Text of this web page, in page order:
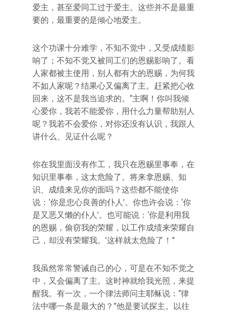
爱主，甚至爱同工过于爱主。这些并不是最重
要的，最重要的是倾心地爱主。
这个功课十分难学，不知不觉中，又受成绩影
响了；不知不觉又被同工们的恩赐影响了。看
人家都被主使用，别人都有大的恩赐，为何我
不如人家呢？结果心又偏离了主。赶紧把心收
回来，这不是我当追求的。“主啊！你叫我倾
心爱你，我若不能爱你，用什么力量帮助别人
呢？我若不会爱你，对你还没有认识，我跟人
讲什么、见证什么呢？
你在我里面没有作工，我只在恩赐里事奉，在
知识里事奉，这太危险了。将来拿恩赐、知
识、成绩来见你的面吗？这些都不能使你
说：‘你是忠心良善的仆人’。你也许会说：‘你
是又恶又懒的仆人’。也可能说：‘你是利用我
的恩赐，偷窃我的荣耀，以工作成绩来荣耀自
己，却没有荣耀我。’这样就太危险了！”
我虽然常常警诫自己的心，可是在不知不觉之
中，又会偏离了主。这时神就给我光照，来提
醒我。有一次，一个律法师问主耶稣说：“律
法中哪一条是最大的？”他是要试探主。以往